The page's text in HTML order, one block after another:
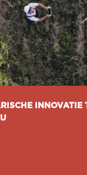
INNOVATIE